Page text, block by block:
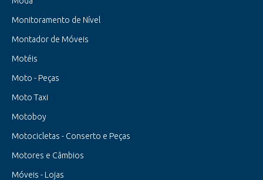
Monitoramento de Nível
Montador de Móveis
Motéis
Moto - Peças
Moto Taxi
Motoboy
Motocicletas - Conserto e Peças
Motores e Câmbios
Móveis - Lojas